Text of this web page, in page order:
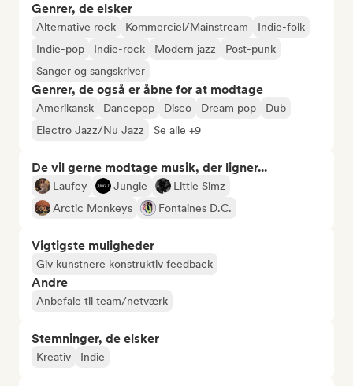
Genrer, de elsker
Alternative rock Kommerciel/Mainstream
Indie-folk
Indie-pop
Indie-rock Modern jazz
Post-punk
Sanger og sangskriver
Genrer, de også er åbne for at modtage
Amerikansk Dancepop Disco Dream pop
Dub
Electro Jazz/Nu Jazz
Se alle +9
De vil gerne modtage musik, der ligner...
Laufey Jungle
Little Simz
Arctic Monkeys
Fontaines D.C.
Vigtigste muligheder
Giv kunstnere konstruktiv feedback
Andre
Anbefale til team/netværk
Stemninger, de elsker
Kreativ Indie